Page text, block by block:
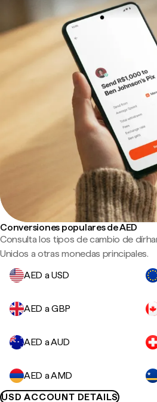
Conversiones populares de AED
Consulta los tipos de cambio de
Unidos a otras monedas principales.
AED a USD
AED a GBP
AED a AUD
AED a AMD
USD ACCOUNT DETAILS